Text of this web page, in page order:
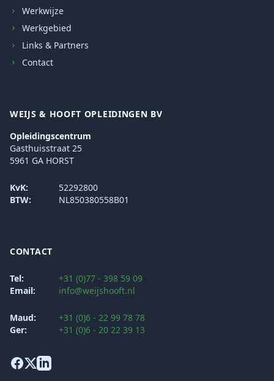
Werkwijze
Werkgebied
Links & Partners
Contact
WEIJS & HOOFT OPLEIDINGEN BV
Opleidingscentrum
Gasthuisstraat 25
5961 GA HORST
KvK:
52292800
BTW:
NL850380558B01
CONTACT
Tel:
+31 (0)77 - 398 59 09
Email:
info@weijshooft.nl
Maud:
+31 (0)6 - 22 99 78 78
Ger:
+31 (0)6 - 20 22 39 13